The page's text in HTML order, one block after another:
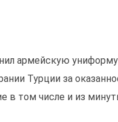
армейскую
Турции за
том числе и из